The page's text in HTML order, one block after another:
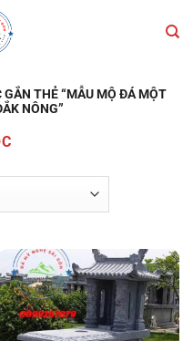
THẺ “MẪU MỘ ĐÁ MỘT
NÔNG”